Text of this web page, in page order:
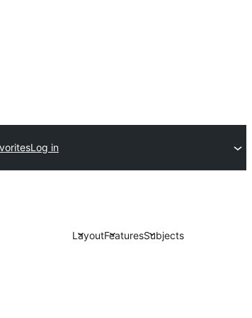
Log in
LayoutFeaturesSubjects